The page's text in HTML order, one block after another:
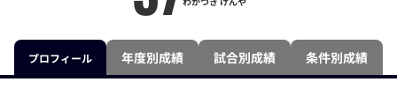
プロフィール 年度別成績 試合別成績 条件別成績